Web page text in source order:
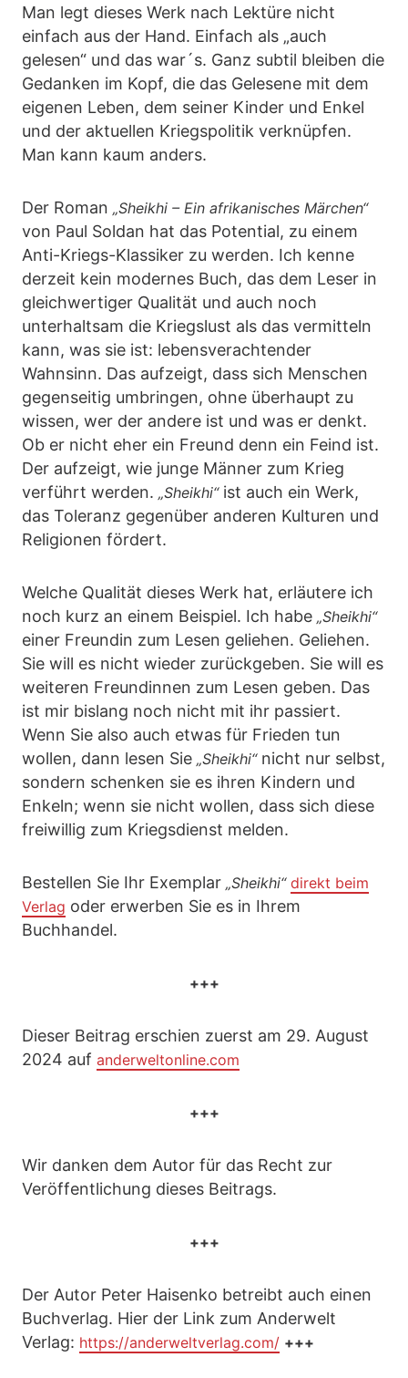
Man legt dieses Werk nach Lektüre nicht
einfach aus der Hand. Einfach als „auch
gelesen“ und das war´s. Ganz subtil bleiben die
Gedanken im Kopf, die das Gelesene mit dem
eigenen Leben, dem seiner Kinder und Enkel
und der aktuellen Kriegspolitik verknüpfen.
Man kann kaum anders.
Der Roman „Sheikhi – Ein afrikanisches Märchen“
von Paul Soldan hat das Potential, zu einem
Anti-Kriegs-Klassiker zu werden. Ich kenne
derzeit kein modernes Buch, das dem Leser in
gleichwertiger Qualität und auch noch
unterhaltsam die Kriegslust als das vermitteln
kann, was sie ist: lebensverachtender
Wahnsinn. Das aufzeigt, dass sich Menschen
gegenseitig umbringen, ohne überhaupt zu
wissen, wer der andere ist und was er denkt.
Ob er nicht eher ein Freund denn ein Feind ist.
Der aufzeigt, wie junge Männer zum Krieg
verführt werden. „Sheikhi“ist auch ein Werk,
das Toleranz gegenüber anderen Kulturen und
Religionen fördert.
Welche Qualität dieses Werk hat, erläutere ich
noch kurz an einem Beispiel. Ich habe „Sheikhi“
einer Freundin zum Lesen geliehen. Geliehen.
Sie will es nicht wieder zurückgeben. Sie will es
weiteren Freundinnen zum Lesen geben. Das
ist mir bislang noch nicht mit ihr passiert.
Wenn Sie also auch etwas für Frieden tun
wollen, dann lesen Sie „Sheikhi“nicht nur selbst,
sondern schenken sie es ihren Kindern und
Enkeln; wenn sie nicht wollen, dass sich diese
freiwillig zum Kriegsdienst melden.
Bestellen Sie Ihr Exemplar „Sheikhi“ direkt beim
Verlag oder erwerben Sie es in Ihrem
Buchhandel.
+++
Dieser Beitrag erschien zuerst am 29. August
2024 auf anderweltonline.com
+++
Wir danken dem Autor für das Recht zur
Veröffentlichung dieses Beitrags.
+++
Der Autor Peter Haisenko betreibt auch einen
Buchverlag. Hier der Link zum Anderwelt
Verlag: https://anderweltverlag.com/ +++